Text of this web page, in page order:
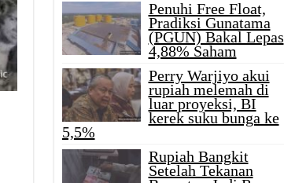
Penuhi Free Float,
Pradiksi Gunatama
(PGUN) Bakal Lepas
4,88% Saham
Perry Warjiyo akui
rupiah melemah di
luar proyeksi, BI
kerek suku bunga ke
5,5%
Rupiah Bangkit
Setelah Tekanan